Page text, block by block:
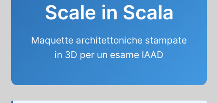
Scale in Scala
Maquette architettoniche stampate
in 3D per un esame IAAD